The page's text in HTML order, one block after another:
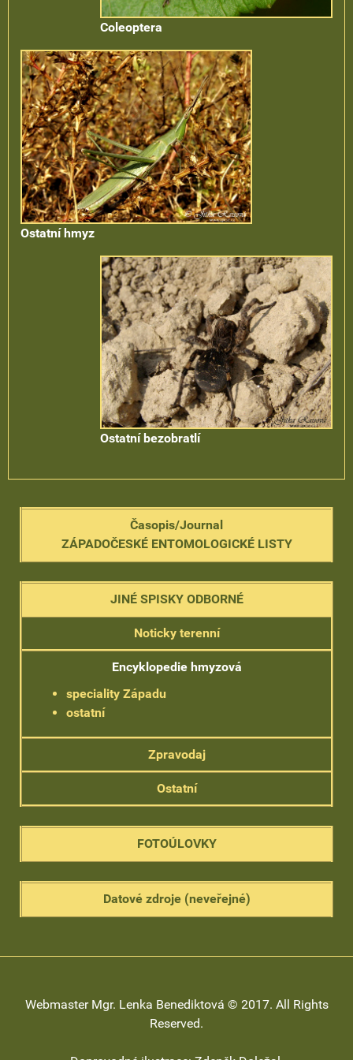
Coleoptera
Ostatní hmyz
Ostatní bezobratlí
Časopis/Journal
ZÁPADOČESKÉ ENTOMOLOGICKÉ LISTY
JINÉ SPISKY ODBORNÉ
Noticky terenní
Encyklopedie hmyzová
speciality Západu
ostatní
Zpravodaj
Ostatní
FOTOÚLOVKY
Datové zdroje (neveřejné)
Webmaster Mgr. Lenka Benediktová © 2017. All Rights
Reserved.